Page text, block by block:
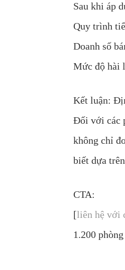
Sau khi áp
Quy trình
Doanh số
Mức độ hài
Kết luận:
Đối với các
không chỉ
biết dựa
CTA:
[liên hệ với
1.200